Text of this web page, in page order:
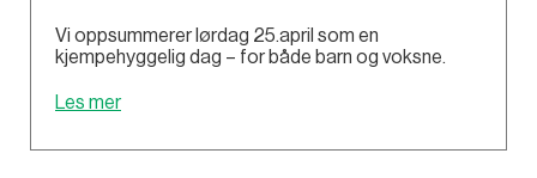
Vi oppsummerer lørdag 25.april som en
kjempehyggelig dag – for både barn og voksne.
Les mer